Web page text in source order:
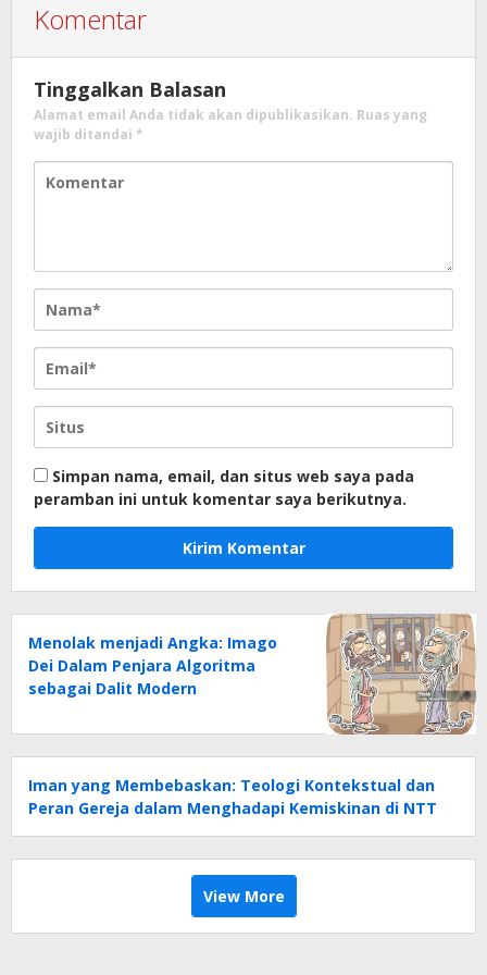
Komentar
Tinggalkan Balasan
Alamat email Anda tidak akan dipublikasikan. Ruas yang
wajib ditandai *
Simpan nama, email, dan situs web saya pada
peramban ini untuk komentar saya berikutnya.
Menolak menjadi Angka: Imago
Dei Dalam Penjara Algoritma
sebagai Dalit Modern
Iman yang Membebaskan: Teologi Kontekstual dan
Peran Gereja dalam Menghadapi Kemiskinan di NTT
View More